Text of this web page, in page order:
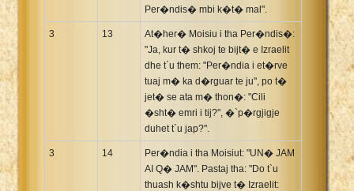
Per�ndis� mbi k�t� mal".
3 13
At�her� Moisiu i tha Per�ndis�:
"Ja, kur t� shkoj te bijt� e Izraelit
dhe t`u them: "Per�ndia i et�rve
tuaj m� ka d�rguar te ju", po t�
jet� se ata m� thon�: "Cili
�sht� emri i tij?", �`p�rgjigje
duhet t`u jap?".
3 14
Per�ndia i tha Moisiut: "UN� JAM
AI Q� JAM". Pastaj tha: "Do t`u
thuash k�shtu bijve t� Izraelit: